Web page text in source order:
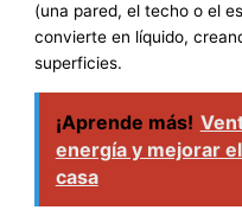
(una pared, el techo o el
convierte en líquido,
superficies.
¡Aprende más!
energía y mejorar
casa